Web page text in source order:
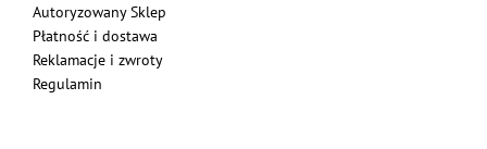
Autoryzowany Sklep
Płatność i dostawa
Reklamacje i zwroty
Regulamin